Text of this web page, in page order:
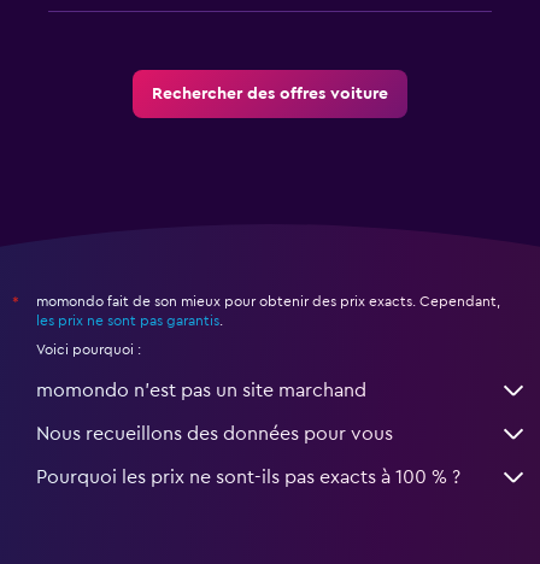
Rechercher des offres voiture
*
momondo fait de son mieux pour obtenir des prix exacts. Cependant,
les prix ne sont pas garantis
Voici pourquoi :
momondo n'est pas un site marchand
Nous recueillons des données pour vous
Pourquoi les prix ne sont-ils pas exacts à 100 % ?